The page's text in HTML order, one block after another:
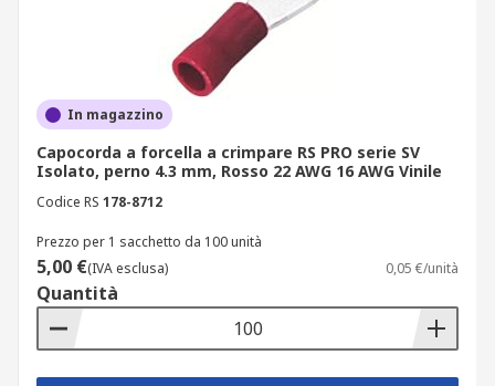
In magazzino
Capocorda a forcella a crimpare RS PRO serie SV
Isolato, perno 4.3 mm, Rosso 22 AWG 16 AWG Vinile
Codice RS 178-8712
Prezzo per 1 sacchetto da 100 unità
5,00 €(IVA esclusa) 0,05 €/unità
Quantità